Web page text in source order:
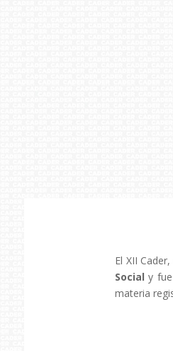
El XII
Social y
materia